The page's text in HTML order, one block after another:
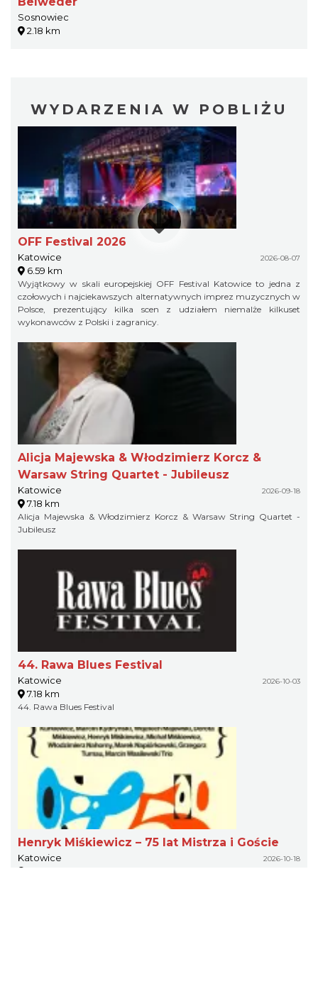
Sosnowiec
2.18 km
WYDARZENIA W POBLIŻU
OFF Festival 2026
Katowice 2026-08-07
6.59 km
Wyjątkowy w skali europejskiej OFF Festival Katowice to jedna z
czołowych i najciekawszych alternatywnych imprez muzycznych w
Polsce, prezentujący kilka scen z udziałem niemalże kilkuset
wykonawców z Polski i zagranicy.
Alicja Majewska & Włodzimierz Korcz &
Warsaw String Quartet - Jubileusz
Katowice 2026-09-18
7.18 km
Alicja Majewska & Włodzimierz Korcz & Warsaw String Quartet -
Jubileusz
44. Rawa Blues Festival
Katowice 2026-10-03
7.18 km
44. Rawa Blues Festival
Henryk Miśkiewicz – 75 lat Mistrza i Goście
Katowice 2026-10-18